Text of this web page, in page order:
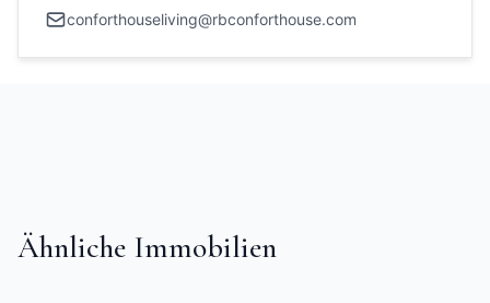
conforthouseliving@rbconforthouse.com
Ähnliche Immobilien